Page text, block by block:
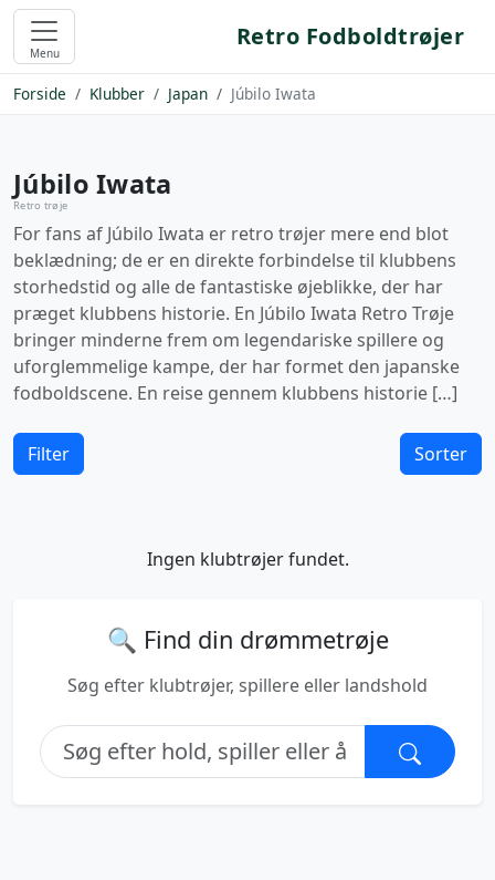
Menu
Retro Fodboldtrøjer
Forside Klubber Japan Júbilo Iwata
Júbilo Iwata
Retro trøje
For fans af Júbilo Iwata er retro trøjer mere end blot
beklædning; de er en direkte forbindelse til klubbens
storhedstid og alle de fantastiske øjeblikke, der har
præget klubbens historie. En Júbilo Iwata Retro Trøje
bringer minderne frem om legendariske spillere og
uforglemmelige kampe, der har formet den japanske
fodboldscene. En reise gennem klubbens historie […]
Filter Sorter
Ingen klubtrøjer fundet.
🔍 Find din drømmetrøje
Søg efter klubtrøjer, spillere eller landshold